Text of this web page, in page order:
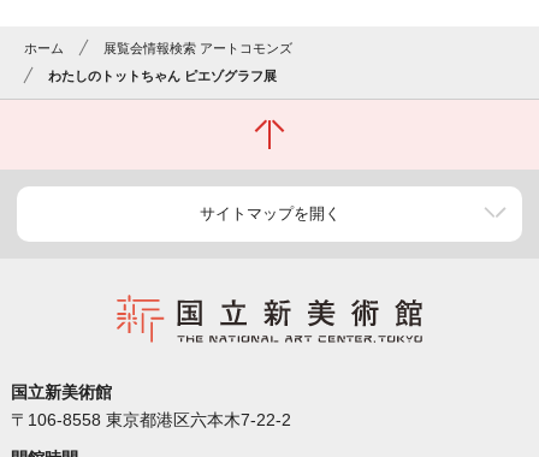
ホーム
展覧会情報検索 アートコモンズ
わたしのトットちゃん ピエゾグラフ展
サイトマップを開く
国立新美術館
〒106-8558 東京都港区六本木7-22-2